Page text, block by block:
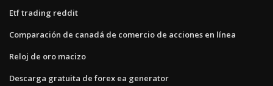
Etf trading reddit
Comparación de canadá de comercio de acciones en línea
Reloj de oro macizo
Descarga gratuita de forex ea generator